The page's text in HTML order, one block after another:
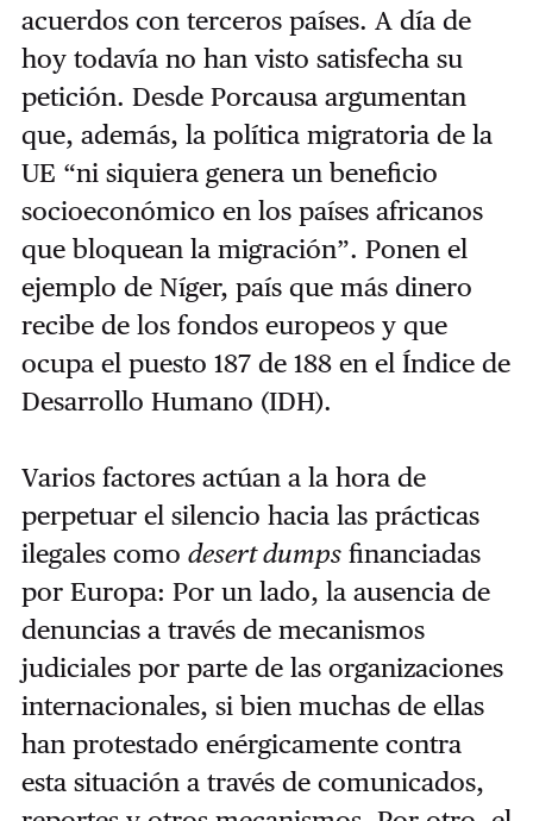
acuerdos con terceros países. A día de
hoy todavía no han visto satisfecha su
petición. Desde Porcausa argumentan
que, además, la política migratoria de la
UE “ni siquiera genera un beneficio
socioeconómico en los países africanos
que bloquean la migración”. Ponen el
ejemplo de Níger, país que más dinero
recibe de los fondos europeos y que
ocupa el puesto 187 de 188 en el Índice de
Desarrollo Humano (IDH).
Varios factores actúan a la hora de
perpetuar el silencio hacia las prácticas
ilegales como desert dumpsfinanciadas
por Europa: Por un lado, la ausencia de
denuncias a través de mecanismos
judiciales por parte de las organizaciones
internacionales, si bien muchas de ellas
han protestado enérgicamente contra
esta situación a través de comunicados,